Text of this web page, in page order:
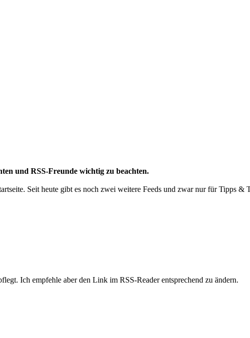
und RSS-Freunde wichtig zu beachten.
Seit heute gibt es noch zwei weitere Feeds und zwar nur für Tipps &
Ich empfehle aber den Link im RSS-Reader entsprechend zu ändern.